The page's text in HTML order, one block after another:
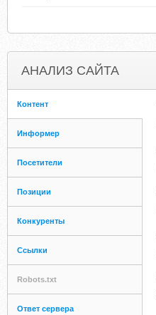
АНАЛИЗ САЙТА
Контент
Информер
Посетители
Позиции
Конкуренты
Ссылки
Robots.txt
Ответ сервера